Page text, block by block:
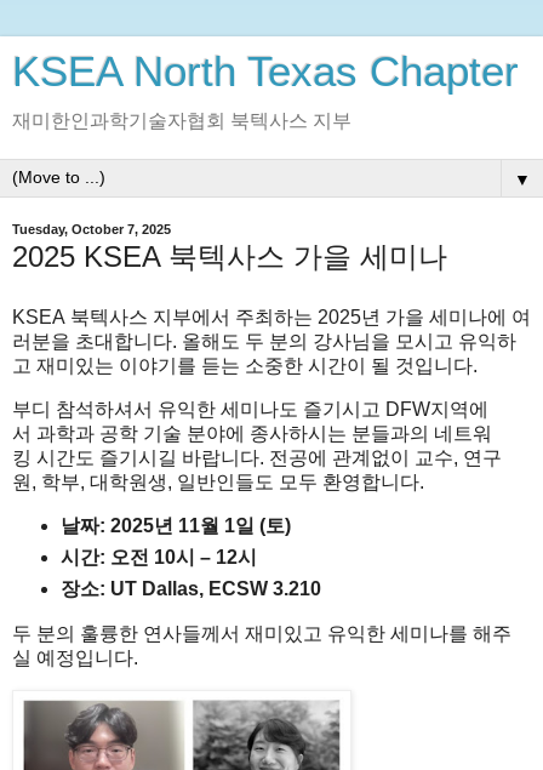
KSEA North Texas Chapter
재미한인과학기술자협회 북텍사스 지부
▼
Tuesday, October 7, 2025
2025 KSEA 북텍사스 가을 세미나
KSEA 북텍사스 지부에서 주최하는 2025년 가을 세미나에 여
러분을 초대합니다. 올해도 두 분의 강사님을 모시고 유익하
고 재미있는 이야기를 듣는 소중한 시간이 될 것입니다.
부디 참석하셔서 유익한 세미나도 즐기시고 DFW지역에
서 과학과 공학 기술 분야에 종사하시는 분들과의 네트워
킹 시간도 즐기시길 바랍니다. 전공에 관계없이 교수, 연구
원 , 학부, 대학원생, 일반인들도 모두 환영합니다.
날짜: 2025년 11월 1일 (토)
시간: 오전 10시 – 12시
장소: UT Dallas, ECSW 3.210
두 분의 훌륭한 연사들께서 재미있고 유익한 세미나를 해주
실 예정입니다.